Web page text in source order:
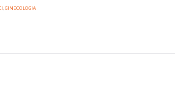
GINECOLOGIA